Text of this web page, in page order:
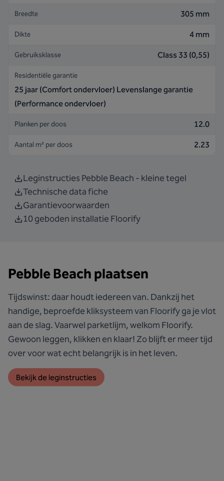
Breedte 305 mm
Dikte 4 mm
Gebruiksklasse Class 33 (0,55)
Residentiële garantie
25 jaar (Comfort ondervloer) Levenslange garantie
(Performance ondervloer)
Planken per doos 12.0
Aantal m² per doos 2.23
Leginstructies Pebble Beach - kleine tegel
Technische data fiche
Garantievoorwaarden
10 geboden installatie Floorify
Pebble Beach plaatsen
Tijdswinst: daar houdt iedereen van. Dankzij het
handige, beproefde kliksysteem van Floorify ga je vlot
aan de slag. Vaarwel parketlijm, welkom Floorify.
Gewoon leggen, klikken en klaar! Zo blijft er meer tijd
over voor wat echt belangrijk is in het leven.
Bekijk de leginstructies